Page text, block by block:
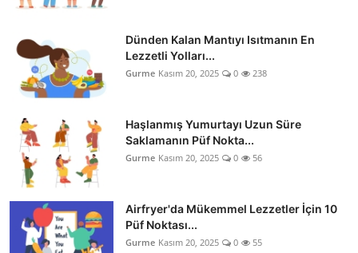
Dünden Kalan Mantıyı Isıtmanın En
Lezzetli Yolları...
Gurme Kasım 20, 2025 0 238
Haşlanmış Yumurtayı Uzun Süre
Saklamanın Püf Nokta...
Gurme Kasım 20, 2025 0 56
Airfryer'da Mükemmel Lezzetler İçin 10
Püf Noktası...
Gurme Kasım 20, 2025 0 55